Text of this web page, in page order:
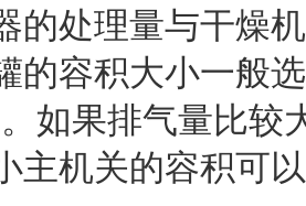
处理量与干燥
容积大小一般选
。如果排气量比
主机关的容积可